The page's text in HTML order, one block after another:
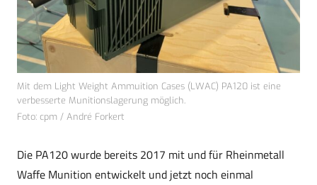
Mit dem Light Weight Ammuition Cases (LWAC) PA120 ist eine
verbesserte Munitionslagerung möglich.
Foto: cpm / André Forkert
Die PA120 wurde bereits 2017 mit und für Rheinmetall
Waffe Munition entwickelt und jetzt noch einmal